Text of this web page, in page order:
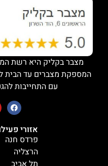
אזורי
פרדס חנה
הרצליה
מצבר בקליק היא רשת
המספקת מצברים עד הבית
עם התחייבות להגעה עד 60